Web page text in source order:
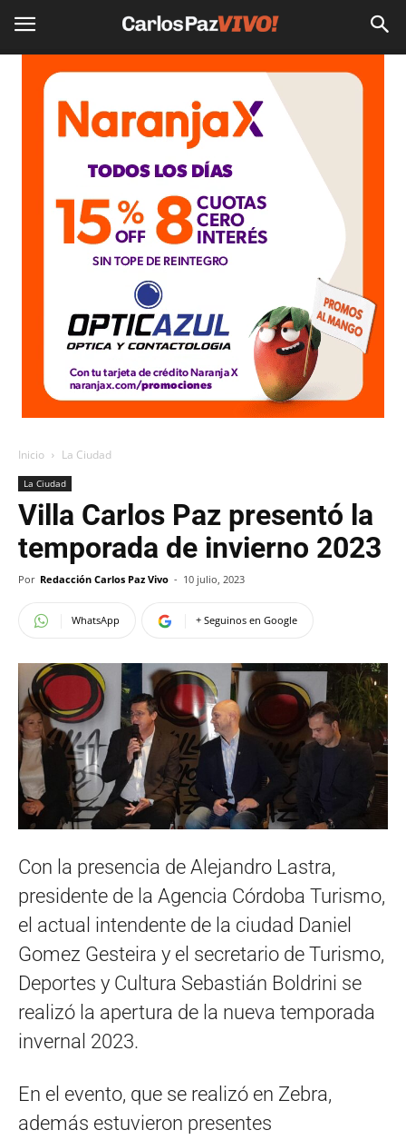
Inicio La Ciudad
La Ciudad
Villa Carlos Paz presentó la
temporada de invierno 2023
Por Redacción Carlos Paz Vivo - 10 julio, 2023
WhatsApp + Seguinos en Google
Con la presencia de Alejandro Lastra,
presidente de la Agencia Córdoba Turismo,
el actual intendente de la ciudad Daniel
Gomez Gesteira y el secretario de Turismo,
Deportes y Cultura Sebastián Boldrini se
realizó la apertura de la nueva temporada
invernal 2023.
En el evento, que se realizó en Zebra,
además estuvieron presentes